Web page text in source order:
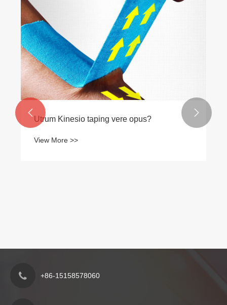
Utrum Kinesio taping vere opus?
View More >>
 
+86-15158578060